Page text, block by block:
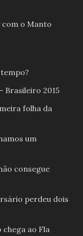
com o Manto
Brasileiro 2015
folha da
um
consegue
perdeu dois
ao Fla